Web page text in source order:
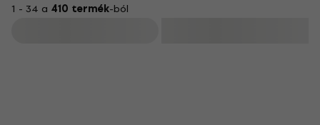
1 - 34 a 410 termék-ból